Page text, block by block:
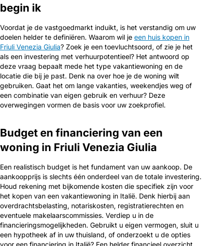
begin ik
Voordat je de vastgoedmarkt induikt, is het verstandig om uw
doelen helder te definiëren. Waarom wil je een huis kopen in
Friuli Venezia Giulia? Zoek je een toevluchtsoord, of zie je het
als een investering met verhuurpotentieel? Het antwoord op
deze vraag bepaalt mede het type vakantiewoning en de
locatie die bij je past. Denk na over hoe je de woning wilt
gebruiken. Gaat het om lange vakanties, weekendjes weg of
een combinatie van eigen gebruik en verhuur? Deze
overwegingen vormen de basis voor uw zoekprofiel.
Budget en financiering van een
woning in Friuli Venezia Giulia
Een realistisch budget is het fundament van uw aankoop. De
aankoopprijs is slechts één onderdeel van de totale investering.
Houd rekening met bijkomende kosten die specifiek zijn voor
het kopen van een vakantiewoning in Italië. Denk hierbij aan
overdrachtsbelasting, notariskosten, registratierechten en
eventuele makelaarscommissies. Verdiep u in de
financieringsmogelijkheden. Gebruikt u eigen vermogen, sluit u
een hypotheek af in uw thuisland, of onderzoekt u de opties
voor een financiering in Italië? Een helder financieel overzicht